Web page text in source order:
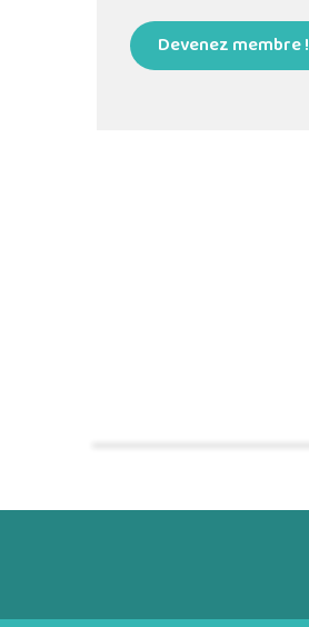
Devenez membre !